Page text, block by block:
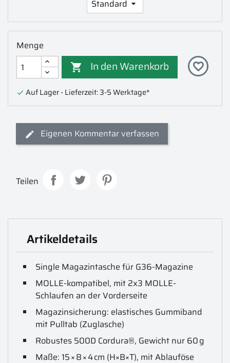
Menge
 In den Warenkorb favorite_border
 Auf Lager - Lieferzeit: 3-5 Werktage*
Eigenen Kommentar verfassen
Teilen
Artikeldetails
Single Magazintasche für G36-Magazine
MOLLE-kompatibel, mit 2x3 MOLLE-
Schlaufen an der Vorderseite
Magazinsicherung: elastisches Gummiband
mit Pulltab (Zuglasche)
Robustes 500D Cordura®, Gewicht nur 60 g
Maße: 15 × 8 × 4 cm (H×B×T), mit Ablauföse